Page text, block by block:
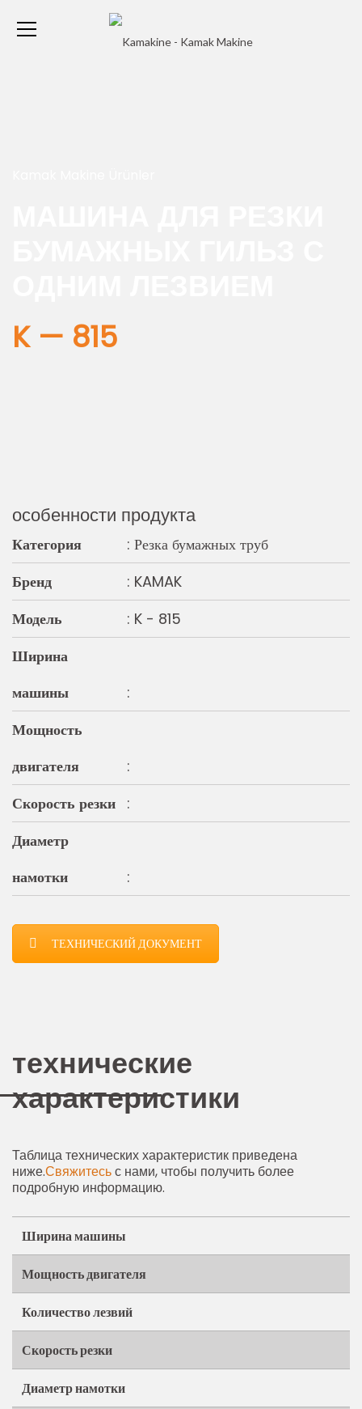
K — 815
особенности продукта
Категория
: Резка бумажных труб
Бренд
: KAMAK
Модель
: K - 815
Ширина
машины
:
Мощность
двигателя
:
Скорость резки :
Диаметр
намотки
:
ТЕХНИЧЕСКИЙ ДОКУМЕНТ
технические
характеристики
Таблица технических характеристик приведена
ниже.Свяжитесьс нами, чтобы получить более
подробную информацию.
Ширина машины
Мощность двигателя
Количество лезвий
Скорость резки
Диаметр намотки